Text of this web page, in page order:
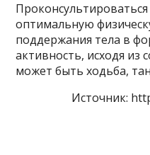
оптимальную
поддержания тела в
активность, исходя из
может быть ходьба,
Источник: